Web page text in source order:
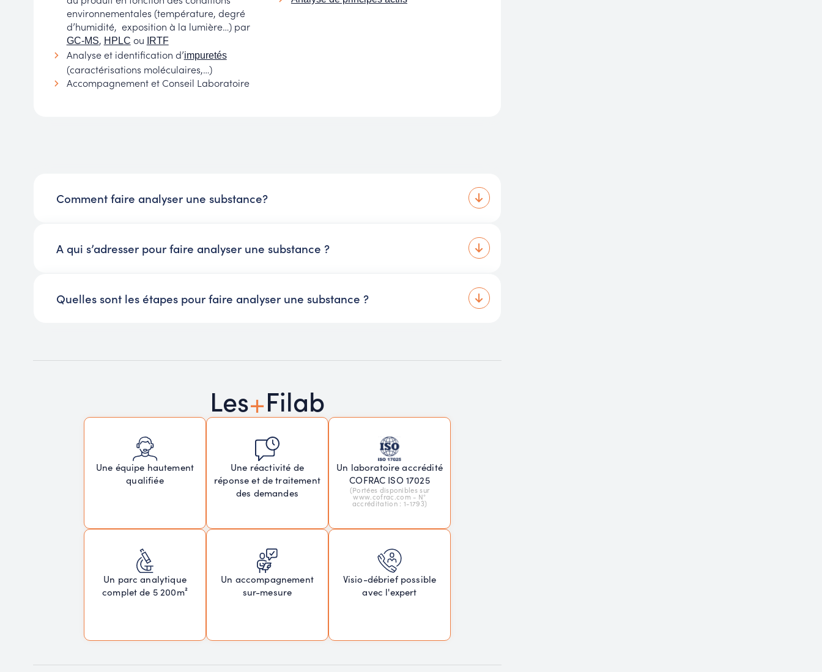
environnementales (température, degré
d’humidité, exposition à la lumière…) par
GC-MS, HPLC ou IRTF
Analyse et identification d’impuretés
(caractérisations moléculaires,…)
Accompagnement et Conseil Laboratoire
Comment faire analyser une substance?
A qui s’adresser pour faire analyser une substance ?
Quelles sont les étapes pour faire analyser une substance ?
Les+Filab
Une équipe hautement
qualifiée
Une réactivité de
réponse et de traitement
des demandes
Un laboratoire accrédité
COFRAC ISO 17025
(Portées disponibles sur
www.cofrac.com - N°
accréditation : 1-1793)
Un parc analytique
complet de 5 200m²
Un accompagnement
sur-mesure
Visio-débrief possible
avec l'expert